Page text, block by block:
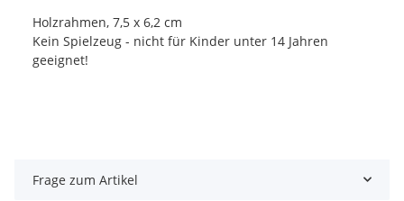
Holzrahmen, 7,5 x 6,2 cm
Kein Spielzeug - nicht für Kinder unter 14 Jahren
geeignet!
Frage zum Artikel